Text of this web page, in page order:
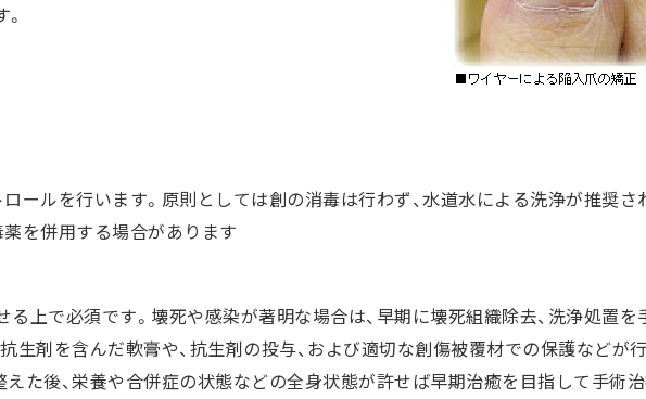
ールを行います。原則としては創の消毒は行わず、水道水による洗浄が推奨さ
を併用する場合があります
上で必須です。壊死や感染が著明な場合は、早期に壊死組織除去、洗浄処置を
生剤を含んだ軟膏や、抗生剤の投与、および適切な創傷被覆材での保護などが
た後、栄養や合併症の状態などの全身状態が許せば早期治癒を目指して手術